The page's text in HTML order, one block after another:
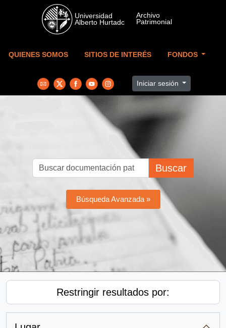
Skip to main content
QUIENES SOMOS SITIOS DE INTERÉS FONDOS
Iniciar sesión
Buscar
Búsqueda Avanzada »
Restringir resultados por: